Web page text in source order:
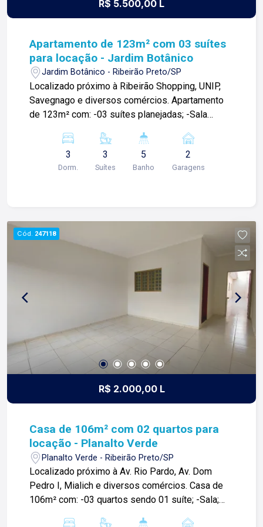
R$ 5.500,00 L
Apartamento de 123m² com 03 suítes
para locação - Jardim Botânico
Jardim Botânico - Ribeirão Preto/SP
Localizado próximo à Ribeirão Shopping, UNIP,
Savegnago e diversos comércios. Apartamento
de 123m² com: -03 suítes planejadas; -Sala
-Área de serviço; -Lavabo; -02 vagas garagem.
Para mais informações e agendar visita, entre em
contato. Lago é RELACIONAMENTO! Desde 1987
com nossos proprietários e clientes. Somos uma
imobiliária que equilibra a tradicionalidade com o
arrojo e a força comercial da atualidade. A Lago é
sua principal imobiliária em Ribeirão Preto
3
Dorm.
3
Suítes
5
Banho
2
Garagens
Cód. 247118
R$ 2.000,00 L
Casa de 106m² com 02 quartos para
locação - Planalto Verde
Planalto Verde - Ribeirão Preto/SP
Localizado próximo à Av. Rio Pardo, Av. Dom
Pedro I, Mialich e diversos comércios. Casa de
106m² com: -03 quartos sendo 01 suíte; -Sala;